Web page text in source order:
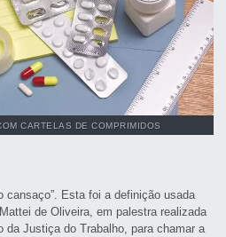
CARTELAS DE COMPRIMIDOS
cansaço”. Esta foi a definição usada
de Oliveira, em palestra realizada
da Justiça do Trabalho, para chamar a